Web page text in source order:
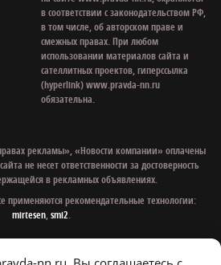
в соответствии с законодательством РФ,
в том числе, об авторском праве и
смежных правах. При любом
использовании материалов сайта и
сателлитных проектов, гиперссылка
(hyperlink) www.pravda-nn.ru
обязательна.
рекламы», «Новости компании» оплачены
не несет ответственности за достоверность
в рекламных объявлениях.
применяются рекомендательные технологии:
mirtesen,smi2.